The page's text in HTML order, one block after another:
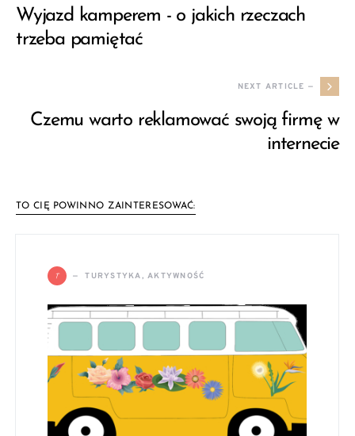
Wyjazd kamperem - o jakich rzeczach
trzeba pamiętać
NEXT ARTICLE —
Czemu warto reklamować swoją firmę w
internecie
TO CIĘ POWINNO ZAINTERESOWAĆ:
T TURYSTYKA, AKTYWNOŚĆ